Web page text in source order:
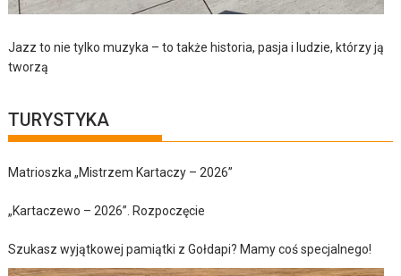
Jazz to nie tylko muzyka – to także historia, pasja i ludzie, którzy ją
tworzą
TURYSTYKA
Matrioszka „Mistrzem Kartaczy – 2026”
„Kartaczewo – 2026”. Rozpoczęcie
Szukasz wyjątkowej pamiątki z Gołdapi? Mamy coś specjalnego!